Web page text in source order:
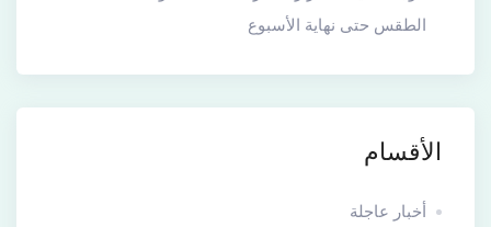
الطقس حتى نهاية الأسبوع
الأقسام
أخبار عاجلة